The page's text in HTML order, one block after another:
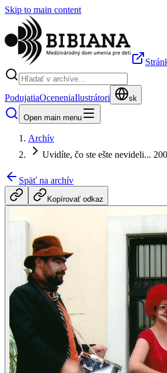
Skip to main content
PodujatiaOceneniaIlustrátori sk
Open main menu
Archív
Uvidíte, čo ste ešte nevideli...
Späť na archív
Kopírovať odkaz